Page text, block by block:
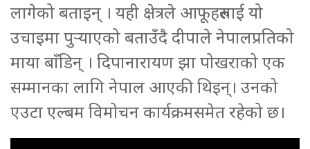
लागेको बताइन् । यही क्षेत्रले आफूहरुलाई यो
उचाइमा पुर्‍याएको बताउँदै दीपाले नेपालप्रतिको
माया बाँडिन् । दिपानारायण झा पोखराको एक
सम्मानका लागि नेपाल आएकी थिइन्। उनको
एउटा एल्बम विमोचन कार्यक्रमसमेत रहेको छ।